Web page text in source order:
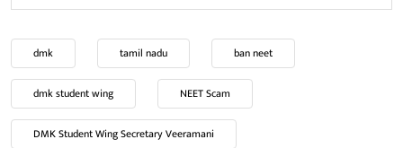
dmk tamil nadu ban neet
dmk student wing NEET Scam
DMK Student Wing Secretary Veeramani